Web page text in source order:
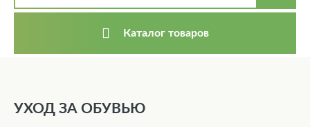
Каталог товаров
УХОД ЗА ОБУВЬЮ